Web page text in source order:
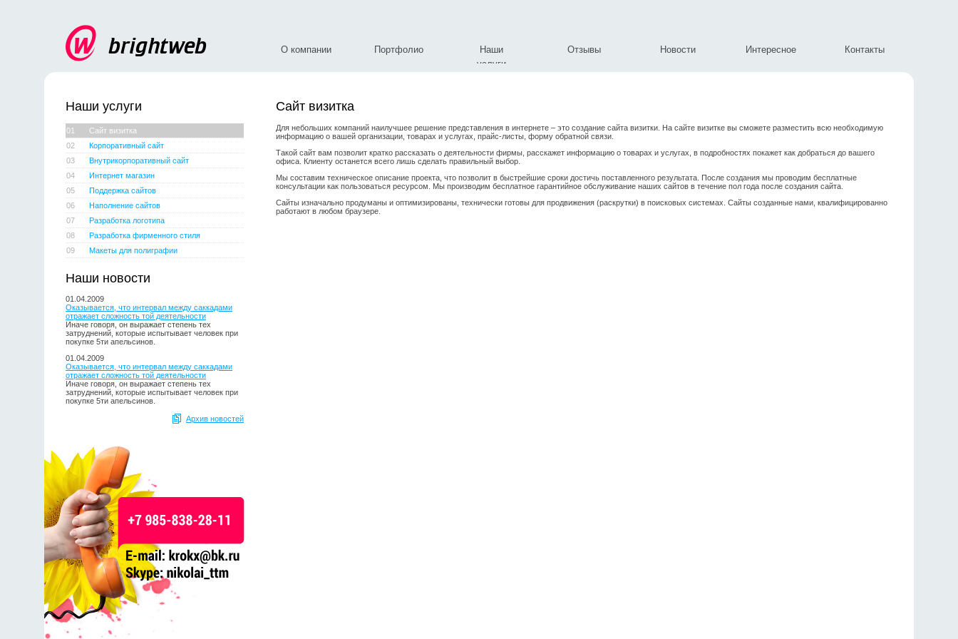
О компании Портфолио
Наши
услуги
Отзывы Новости Интересное Контакты
Сайт визитка
Для небольших компаний наилучшее решение представления в интернете – это создание сайта визитки. На сайте визитке вы сможете разместить всю необходимую
информацию о вашей организации, товарах и услугах, прайс-листы, форму обратной связи.
Такой сайт вам позволит кратко рассказать о деятельности фирмы, расскажет информацию о товарах и услугах, в подробностях покажет как добраться до вашего
офиса. Клиенту останется всего лишь сделать правильный выбор.
Мы составим техническое описание проекта, что позволит в быстрейшие сроки достичь поставленного результата. После создания мы проводим бесплатные
консультации как пользоваться ресурсом. Мы производим бесплатное гарантийное обслуживание наших сайтов в течение пол года после создания сайта.
Сайты изначально продуманы и оптимизированы, технически готовы для продвижения (раскрутки) в поисковых системах. Сайты созданные нами, квалифицированно
работают в любом браузере.
Наши услуги
01
Сайт визитка
02
Корпоративный сайт
03
Внутрикорпоративный сайт
04
Интернет магазин
05
Поддержка сайтов
06
Наполнение сайтов
07
Разработка логотипа
08
Разработка фирменного стиля
09
Макеты для полиграфии
Наши новости
01.04.2009
Оказывается, что интервал между саккадами
отражает сложность той деятельности
Иначе говоря, он выражает степень тех
затруднений, которые испытывает человек при
покупке 5ти апельсинов.
01.04.2009
Оказывается, что интервал между саккадами
отражает сложность той деятельности
Иначе говоря, он выражает степень тех
затруднений, которые испытывает человек при
покупке 5ти апельсинов.
Архив новостей